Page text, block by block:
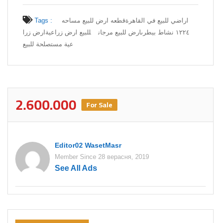
Tags : اراضي للبيع في القاهرةقطعه ارض للبيع مساحه
١٢٢٤ نشاط بيطرىارض للبيع مرجان
للبيع ارض زراعية ارض زرا
عية مستصلحة للبيع
2.600.000 For Sale
Editor02 WasetMasr
Member Since 28 верасня, 2019
See All Ads